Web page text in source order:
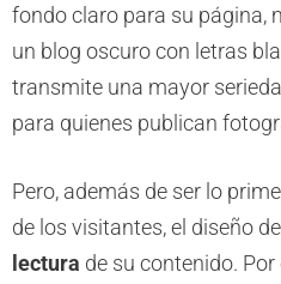
fondo claro para su página,
un blog oscuro con letras
transmite una mayor
para quienes publican
Pero, además de ser lo
de los visitantes, el diseño
lectura de su contenido.